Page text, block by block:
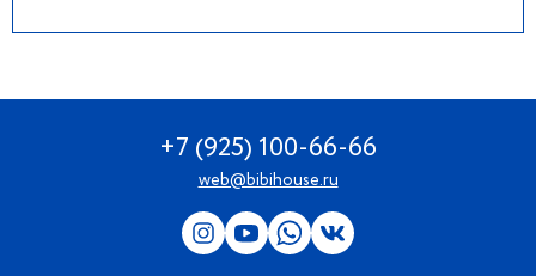
+7 (925) 100-66-66
web@bibihouse.ru